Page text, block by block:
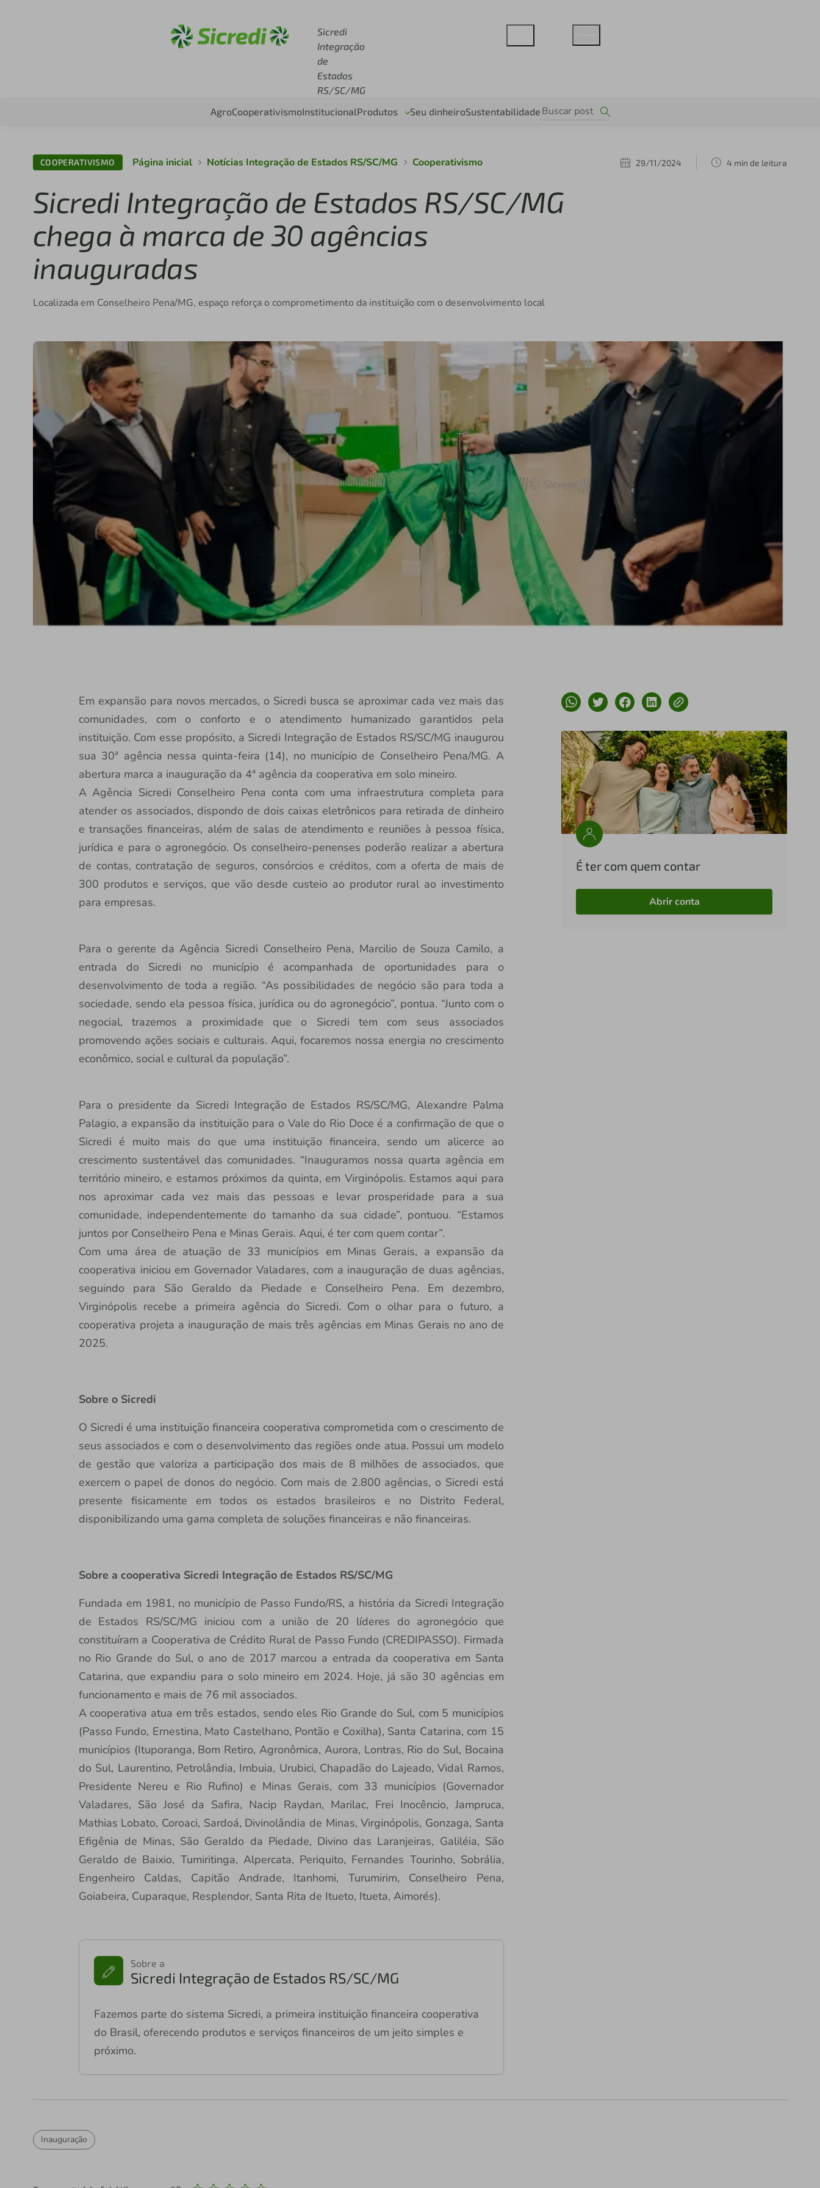
Sicredi
Integração
de
Estados
RS/SC/MG
AgroCooperativismoInstitucionalProdutos Seu dinheiroSustentabilidade
COOPERATIVISMO Página inicial Notícias Integração de Estados RS/SC/MG Cooperativismo 29/11/2024 4 min de leitura
Sicredi Integração de Estados RS/SC/MG
chega à marca de 30 agências
inauguradas
Localizada em Conselheiro Pena/MG, espaço reforça o comprometimento da instituição com o desenvolvimento local
Em expansão para novos mercados, o Sicredi busca se aproximar cada vez mais das
comunidades, com o conforto e o atendimento humanizado garantidos pela
instituição. Com esse propósito, a Sicredi Integração de Estados RS/SC/MG inaugurou
sua 30ª agência nessa quinta-feira (14), no município de Conselheiro Pena/MG. A
abertura marca a inauguração da 4ª agência da cooperativa em solo mineiro.
A Agência Sicredi Conselheiro Pena conta com uma infraestrutura completa para
atender os associados, dispondo de dois caixas eletrônicos para retirada de dinheiro
e transações financeiras, além de salas de atendimento e reuniões à pessoa física,
jurídica e para o agronegócio. Os conselheiro-penenses poderão realizar a abertura
de contas, contratação de seguros, consórcios e créditos, com a oferta de mais de
300 produtos e serviços, que vão desde custeio ao produtor rural ao investimento
para empresas.
Para o gerente da Agência Sicredi Conselheiro Pena, Marcilio de Souza Camilo, a
entrada do Sicredi no município é acompanhada de oportunidades para o
desenvolvimento de toda a região. “As possibilidades de negócio são para toda a
sociedade, sendo ela pessoa física, jurídica ou do agronegócio”, pontua. “Junto com o
negocial, trazemos a proximidade que o Sicredi tem com seus associados
promovendo ações sociais e culturais. Aqui, focaremos nossa energia no crescimento
econômico, social e cultural da população”.
Para o presidente da Sicredi Integração de Estados RS/SC/MG, Alexandre Palma
Palagio, a expansão da instituição para o Vale do Rio Doce é a confirmação de que o
Sicredi é muito mais do que uma instituição financeira, sendo um alicerce ao
crescimento sustentável das comunidades. “Inauguramos nossa quarta agência em
território mineiro, e estamos próximos da quinta, em Virginópolis. Estamos aqui para
nos aproximar cada vez mais das pessoas e levar prosperidade para a sua
comunidade, independentemente do tamanho da sua cidade”, pontuou. “Estamos
juntos por Conselheiro Pena e Minas Gerais. Aqui, é ter com quem contar”.
Com uma área de atuação de 33 municípios em Minas Gerais, a expansão da
cooperativa iniciou em Governador Valadares, com a inauguração de duas agências,
seguindo para São Geraldo da Piedade e Conselheiro Pena. Em dezembro,
Virginópolis recebe a primeira agência do Sicredi. Com o olhar para o futuro, a
cooperativa projeta a inauguração de mais três agências em Minas Gerais no ano de
2025.
Sobre o Sicredi
O Sicredi é uma instituição financeira cooperativa comprometida com o crescimento de
seus associados e com o desenvolvimento das regiões onde atua. Possui um modelo
de gestão que valoriza a participação dos mais de 8 milhões de associados, que
exercem o papel de donos do negócio. Com mais de 2.800 agências, o Sicredi está
presente fisicamente em todos os estados brasileiros e no Distrito Federal,
disponibilizando uma gama completa de soluções financeiras e não financeiras.
Sobre a cooperativa Sicredi Integração de Estados RS/SC/MG
Fundada em 1981, no município de Passo Fundo/RS, a história da Sicredi Integração
de Estados RS/SC/MG iniciou com a união de 20 líderes do agronegócio que
constituíram a Cooperativa de Crédito Rural de Passo Fundo (CREDIPASSO). Firmada
no Rio Grande do Sul, o ano de 2017 marcou a entrada da cooperativa em Santa
Catarina, que expandiu para o solo mineiro em 2024. Hoje, já são 30 agências em
funcionamento e mais de 76 mil associados.
A cooperativa atua em três estados, sendo eles Rio Grande do Sul, com 5 municípios
(Passo Fundo, Ernestina, Mato Castelhano, Pontão e Coxilha), Santa Catarina, com 15
municípios (Ituporanga, Bom Retiro, Agronômica, Aurora, Lontras, Rio do Sul, Bocaina
do Sul, Laurentino, Petrolândia, Imbuia, Urubici, Chapadão do Lajeado, Vidal Ramos,
Presidente Nereu e Rio Rufino) e Minas Gerais, com 33 municípios (Governador
Valadares, São José da Safira, Nacip Raydan, Marilac, Frei Inocêncio, Jampruca,
Mathias Lobato, Coroaci, Sardoá, Divinolândia de Minas, Virginópolis, Gonzaga, Santa
Efigênia de Minas, São Geraldo da Piedade, Divino das Laranjeiras, Galiléia, São
Geraldo de Baixio, Tumiritinga, Alpercata, Periquito, Fernandes Tourinho, Sobrália,
Engenheiro Caldas, Capitão Andrade, Itanhomi, Turumirim, Conselheiro Pena,
Goiabeira, Cuparaque, Resplendor, Santa Rita de Itueto, Itueta, Aimorés).
Sobre a
Sicredi Integração de Estados RS/SC/MG
Fazemos parte do sistema Sicredi, a primeira instituição financeira cooperativa
do Brasil, oferecendo produtos e serviços financeiros de um jeito simples e
próximo.
É ter com quem contar
Abrir conta
Inauguração